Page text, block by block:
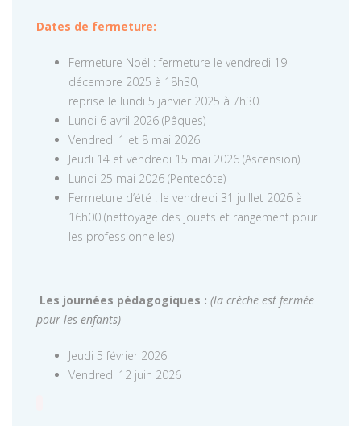
Dates de fermeture:
Fermeture Noël : fermeture le vendredi 19
décembre 2025 à 18h30,
reprise le lundi 5 janvier 2025 à 7h30.
Lundi 6 avril 2026 (Pâques)
Vendredi 1 et 8 mai 2026
Jeudi 14 et vendredi 15 mai 2026 (Ascension)
Lundi 25 mai 2026 (Pentecôte)
Fermeture d’été : le vendredi 31 juillet 2026 à
16h00 (nettoyage des jouets et rangement pour
les professionnelles)
Les journées pédagogiques : (la crèche est fermée
pour les enfants)
Jeudi 5 février 2026
Vendredi 12 juin 2026